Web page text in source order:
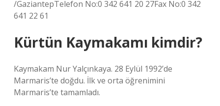
/GaziantepTelefon No:0 342 641 20 27Fax No:0 342
641 22 61
Kürtün Kaymakamı kimdir?
Kaymakam Nur Yalçınkaya. 28 Eylül 1992’de
Marmaris’te doğdu. İlk ve orta öğrenimini
Marmaris’te tamamladı.